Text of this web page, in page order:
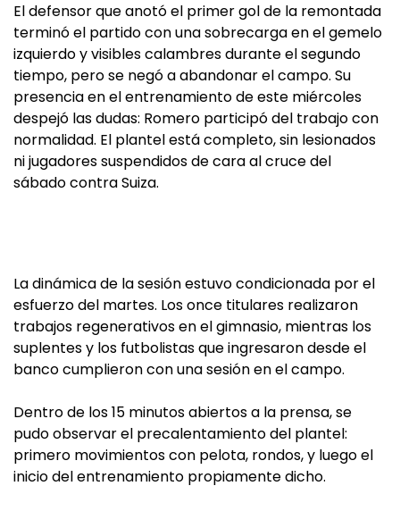
El defensor que anotó el primer gol de la remontada
terminó el partido con una sobrecarga en el gemelo
izquierdo y visibles calambres durante el segundo
tiempo, pero se negó a abandonar el campo. Su
presencia en el entrenamiento de este miércoles
despejó las dudas: Romero participó del trabajo con
normalidad. El plantel está completo, sin lesionados
ni jugadores suspendidos de cara al cruce del
sábado contra Suiza.
La dinámica de la sesión estuvo condicionada por el
esfuerzo del martes. Los once titulares realizaron
trabajos regenerativos en el gimnasio, mientras los
suplentes y los futbolistas que ingresaron desde el
banco cumplieron con una sesión en el campo.
Dentro de los 15 minutos abiertos a la prensa, se
pudo observar el precalentamiento del plantel:
primero movimientos con pelota, rondos, y luego el
inicio del entrenamiento propiamente dicho.